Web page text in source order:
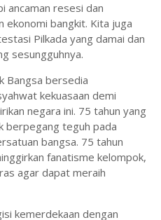
ancaman resesi dan
ekonomi bangkit. Kita juga
Pilkada yang damai dan
sesungguhnya.
Bangsa bersedia
kekuasaan demi
negara ini. 75 tahun yang
berpegang teguh pada
bangsa. 75 tahun
fanatisme kelompok,
agar dapat meraih
kemerdekaan dengan